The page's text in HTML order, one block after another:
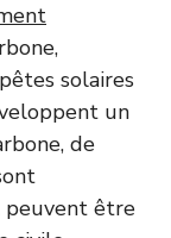
solaires
un
de
peuvent être